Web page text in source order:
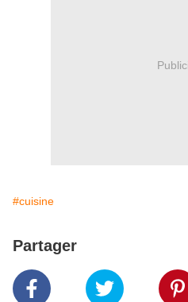
#cuisine
Partager